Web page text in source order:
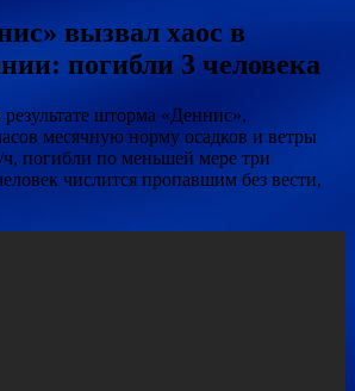
вызвал хаос в
погибли 3 человека
шторма «Деннис»,
месячную норму осадков и ветры
погибли по меньшей мере три
числится пропавшим без вести,